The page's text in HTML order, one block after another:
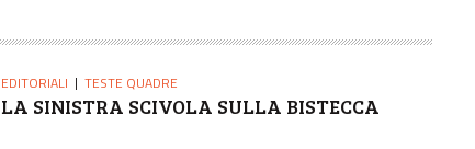
EDITORIALI TESTE QUADRE
LA SINISTRA SCIVOLA SULLA BISTECCA